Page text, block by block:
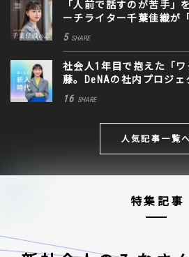
「人前で話すのが苦手」
ーチライター千葉佳織が
に込めた思い
5 SHARE
社会人1年目で抱えた「
藤。DeNAの社内プロジ
生きる道
16 SHARE
人気記事一覧へ
特集記事